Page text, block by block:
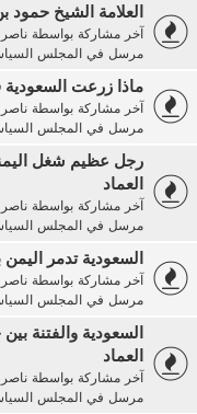
العلامة الشيخ حمود
آخر مشاركة بواسطة
مرسل في المجلس
ماذا زرعت السعودية
آخر مشاركة بواسطة
مرسل في المجلس
رجل عظيم شغل
العماد
آخر مشاركة بواسطة
مرسل في المجلس
السعودية تدمر اليمن
آخر مشاركة بواسطة
مرسل في المجلس
السعودية والفتنة
العماد
آخر مشاركة بواسطة
مرسل في المجلس